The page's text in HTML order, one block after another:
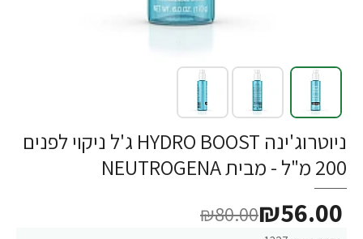
ניוטרוג'ינה HYDRO BOOST ג'ל ניקוי לפנים
200 מ"ל - מבית NEUTROGENA
₪56.00
₪80.00